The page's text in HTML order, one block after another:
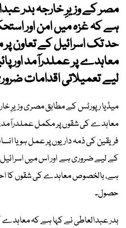
مصر کے وزیرِ خارجہ بدر
ہے کہ غزہ میں امن اور
حد تک اسرائیل کے تعاون
معاہدے پر عملدرآمد اور
لیے تعمیلاتی اقدامات
میڈیا رپورٹس کے مطابق مصری وزیرِ
معاہدے کی شقوں پر مکمل
فریقین کی ذمہ داریوں پر عمل ہو یا
کے لیے ضروری ہے اور اس میں
ہے، بالخصوص معاہدے کی شقوں کا
حصول۔
بدر عبدالعاطی نے کہا ہے کہ